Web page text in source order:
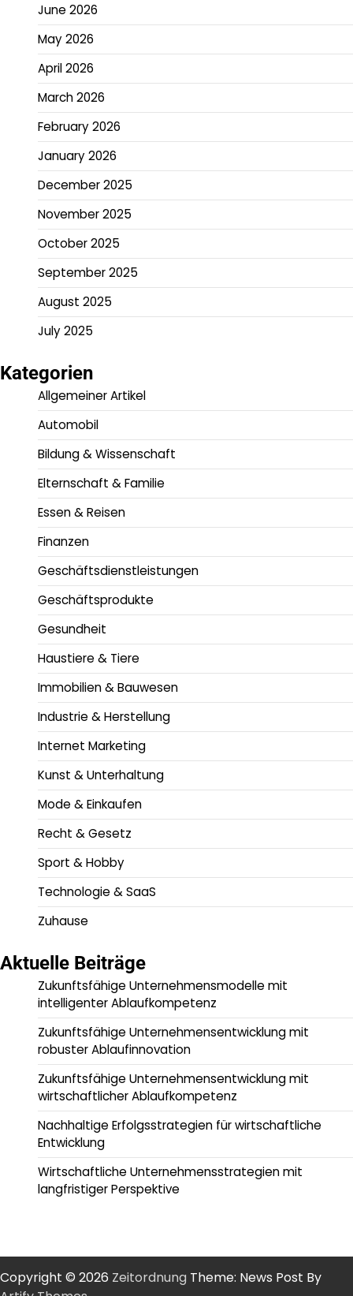
June 2026
May 2026
April 2026
March 2026
February 2026
January 2026
December 2025
November 2025
October 2025
September 2025
August 2025
July 2025
Kategorien
Allgemeiner Artikel
Automobil
Bildung & Wissenschaft
Elternschaft & Familie
Essen & Reisen
Finanzen
Geschäftsdienstleistungen
Geschäftsprodukte
Gesundheit
Haustiere & Tiere
Immobilien & Bauwesen
Industrie & Herstellung
Internet Marketing
Kunst & Unterhaltung
Mode & Einkaufen
Recht & Gesetz
Sport & Hobby
Technologie & SaaS
Zuhause
Aktuelle Beiträge
Zukunftsfähige Unternehmensmodelle mit
intelligenter Ablaufkompetenz
Zukunftsfähige Unternehmensentwicklung mit
robuster Ablaufinnovation
Zukunftsfähige Unternehmensentwicklung mit
wirtschaftlicher Ablaufkompetenz
Nachhaltige Erfolgsstrategien für wirtschaftliche
Entwicklung
Wirtschaftliche Unternehmensstrategien mit
langfristiger Perspektive
Copyright © 2026 Zeitordnung Theme: News Post By